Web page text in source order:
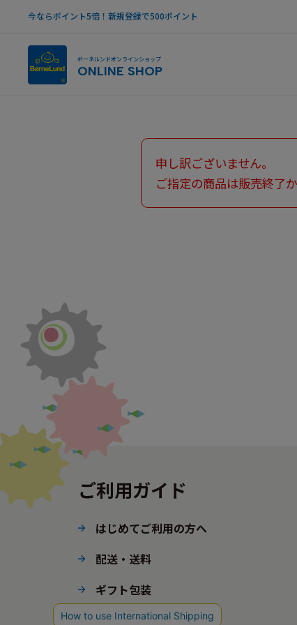
今ならポイント5倍！新規登録で500ポイント
ボーネルンドオンラインショップ
ONLINE SHOP
申し訳ございません。
ご指定の商品は販売終了
ご利用ガイド
はじめてご利用の方へ
配送・送料
ギフト包装
ポイント・会員ステージ